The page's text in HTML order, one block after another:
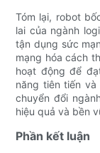
Tóm lại, robot
lai của ngành
tận dụng sức
mạng hóa cách
hoạt động để
năng tiên tiến
chuyển đổi
hiệu quả và bền
Phần kết luận